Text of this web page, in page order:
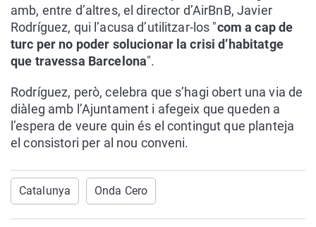
amb, entre d’altres, el director d’AirBnB, Javier
Rodríguez, qui l’acusa d’utilitzar-los "com a cap de
turc per no poder solucionar la crisi d’habitatge
que travessa Barcelona".
Rodríguez, però, celebra que s’hagi obert una via de
diàleg amb l’Ajuntament i afegeix que queden a
l’espera de veure quin és el contingut que planteja
el consistori per al nou conveni.
Catalunya Onda Cero